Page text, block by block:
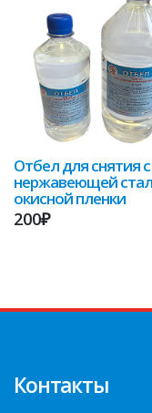
Отбел для снятия с
нержавеющей
окисной пленки
200₽
Контакты